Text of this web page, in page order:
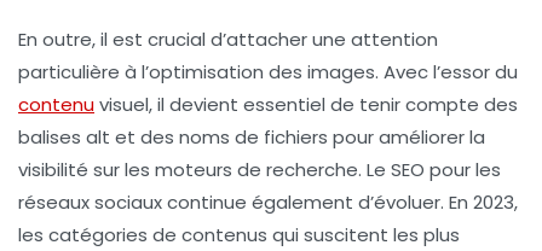
En outre, il est crucial d’attacher une attention
particulière à l’optimisation des images. Avec l’essor du
contenuvisuel, il devient essentiel de tenir compte des
balises alt et des noms de fichiers pour améliorer la
visibilité sur les moteurs de recherche. Le SEO pour les
réseaux sociauxcontinue également d’évoluer. En 2023,
les catégories de contenus qui suscitent les plus